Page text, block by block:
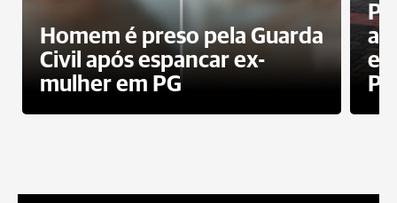
Homem é preso pela Guarda
Civil após espancar ex-
mulher em PG